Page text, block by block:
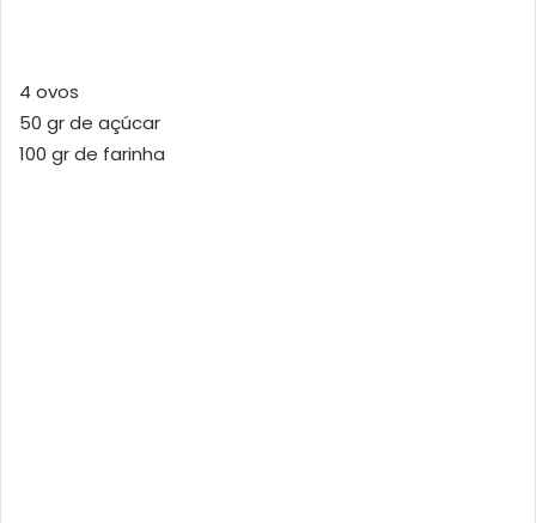
4 ovos
50 gr de açúcar
100 gr de farinha